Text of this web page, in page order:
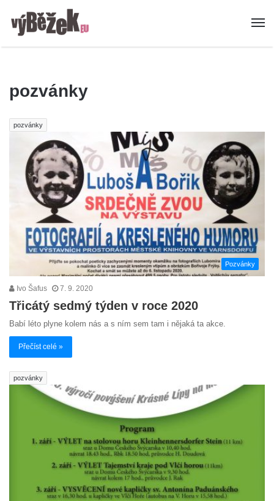
pozvánky
pozvánky
Pozvánky
Ivo Šafus 7. 9. 2020
Třicátý sedmý týden v roce 2020
Babí léto plyne kolem nás a s ním sem tam i nějaká ta akce.
Přečíst celé »
pozvánky